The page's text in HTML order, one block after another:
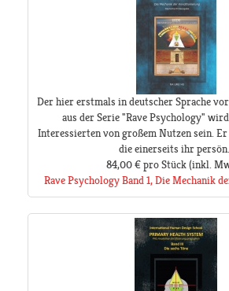
Der hier erstmals in deutscher Sprache
aus der Serie "Rave Psychology"
Interessierten von großem Nutzen sein. Er
die einerseits ihr
84,00 €pro Stück(inkl.
Rave Psychology Band 1, Die Mechanik